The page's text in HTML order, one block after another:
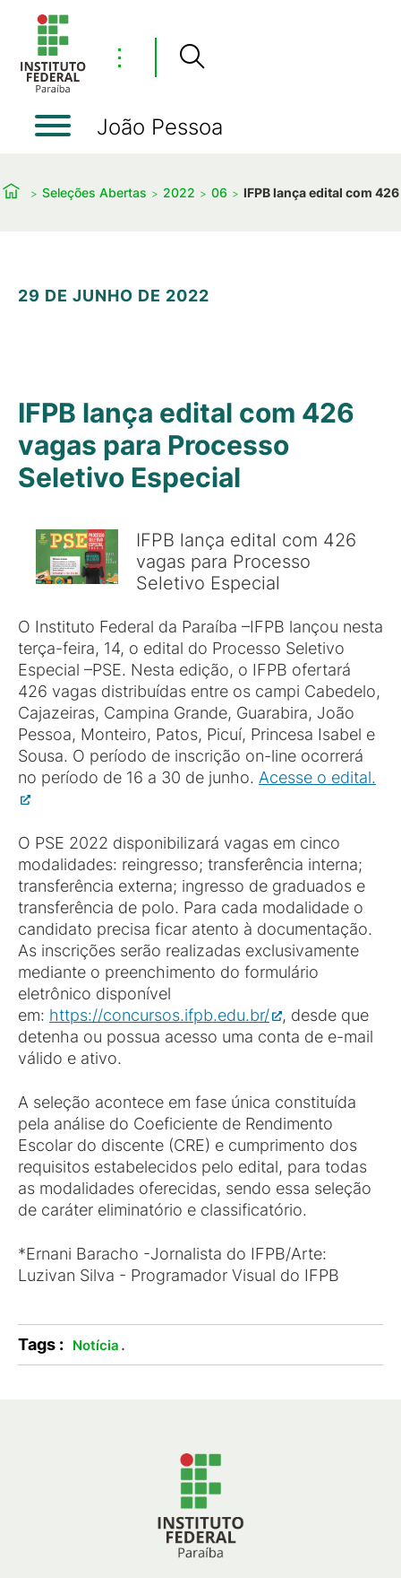
⋮
João Pessoa
Seleções Abertas 2022 06 IFPB lança edital com
29 DE JUNHO DE 2022
IFPB lança edital com 426
vagas para Processo
Seletivo Especial
IFPB lança edital com 426
vagas para Processo
Seletivo Especial
O Instituto Federal da Paraíba –IFPB lançou nesta
terça-feira, 14, o edital do Processo Seletivo
Especial –PSE. Nesta edição, o IFPB ofertará
426 vagas distribuídas entre os campi Cabedelo,
Cajazeiras, Campina Grande, Guarabira, João
Pessoa, Monteiro, Patos, Picuí, Princesa Isabel e
Sousa. O período de inscrição on-line ocorrerá
no período de 16 a 30 de junho. Acesse o edital.
O PSE 2022 disponibilizará vagas em cinco
modalidades: reingresso; transferência interna;
transferência externa; ingresso de graduados e
transferência de polo. Para cada modalidade o
candidato precisa ficar atento à documentação.
As inscrições serão realizadas exclusivamente
mediante o preenchimento do formulário
eletrônico disponível
em: https://concursos.ifpb.edu.br/
, desde que
detenha ou possua acesso uma conta de e-mail
válido e ativo.
A seleção acontece em fase única constituída
pela análise do Coeficiente de Rendimento
Escolar do discente (CRE) e cumprimento dos
requisitos estabelecidos pelo edital, para todas
as modalidades oferecidas, sendo essa seleção
de caráter eliminatório e classificatório.
*Ernani Baracho -Jornalista do IFPB/Arte:
Luzivan Silva - Programador Visual do IFPB
Tags : Notícia .